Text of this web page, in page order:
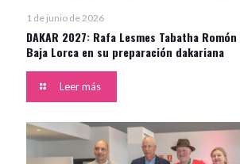
1 de junio de 2026
DAKAR 2027: Rafa Lesmes Tabatha
Baja Lorca en su preparación dakariana
Leer más